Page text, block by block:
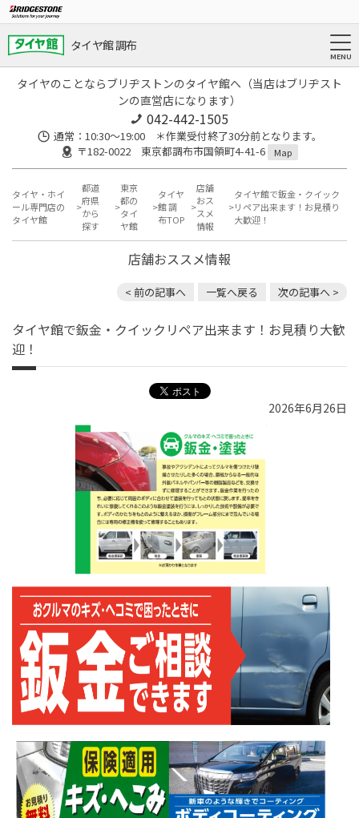
タイヤ館 調布
タイヤのことならブリヂストンのタイヤ館へ（当店はブリヂスト
ンの直営店になります）
042-442-1505
通常：10:30～19:00 ＊作業受付終了30分前となります。
〒182-0022 東京都調布市国領町4-41-6
Map
タイヤ・ホイ
ール専門店の
タイヤ館
都道
府県
から
探す
東京
都の
タイ
ヤ館
タイヤ
館 調
布TOP
店舗
おス
スメ
情報
タイヤ館で鈑金・クイック
リペア出来ます！お見積り
大歓迎！
店舗おススメ情報
< 前の記事へ 一覧へ戻る 次の記事へ >
タイヤ館で鈑金・クイックリペア出来ます！お見積り大歓
迎！
2026年6月26日